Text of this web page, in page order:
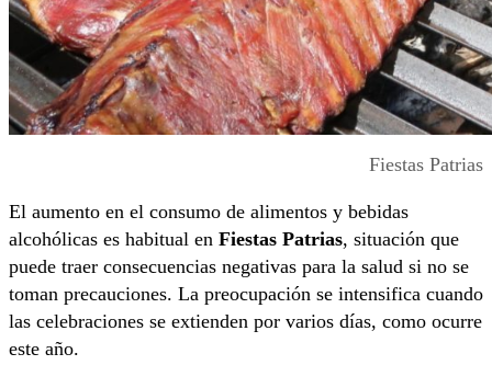
Fiestas Patrias
El aumento en el consumo de alimentos y bebidas
alcohólicas es habitual en Fiestas Patrias, situación que
puede traer consecuencias negativas para la salud si no se
toman precauciones. La preocupación se intensifica cuando
las celebraciones se extienden por varios días, como ocurre
este año.